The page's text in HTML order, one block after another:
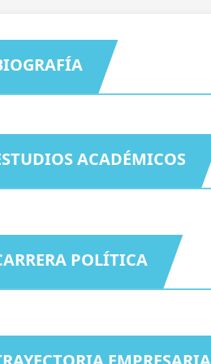
ACADÉMICOS
POLÍTICA